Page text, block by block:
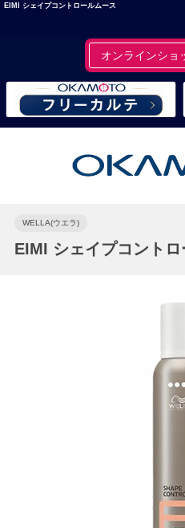
EIMI シェイプコントロールムース
オンラインシ
WELLA(ウエラ)
EIMI シェイプコントロ